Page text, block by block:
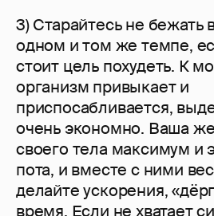
3) Старайтесь не бежать
одном и том же темпе,
стоит цель похудеть. К
организм привыкает и
приспосабливается,
очень экономно. Ваша
своего тела максимум и
пота, и вместе с ними
делайте ускорения,
время. Если не хватает